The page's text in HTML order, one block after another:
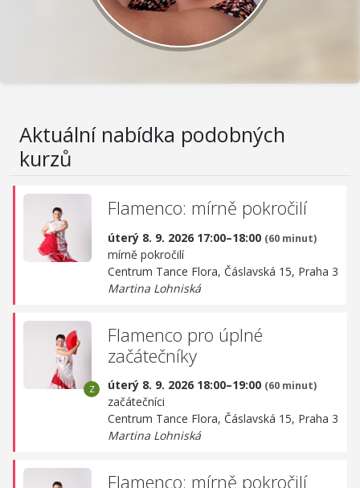
Aktuální nabídka podobných
kurzů
Flamenco: mírně pokročilí
úterý 8. 9. 2026 17:00–18:00 (60 minut)
mírně pokročilí
Centrum Tance Flora, Čáslavská 15, Praha 3
Martina Lohniská
Flamenco pro úplné
začátečníky
úterý 8. 9. 2026 18:00–19:00 (60 minut)
začátečníci
Centrum Tance Flora, Čáslavská 15, Praha 3
Martina Lohniská
Flamenco: mírně pokročilí